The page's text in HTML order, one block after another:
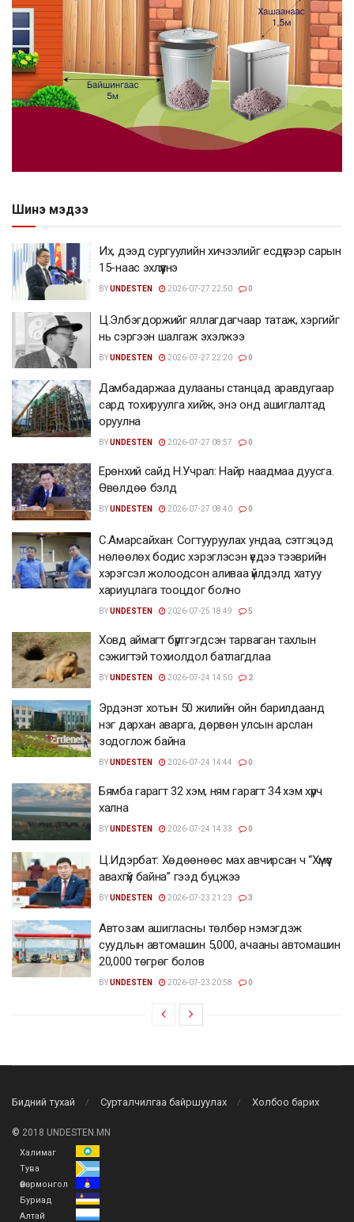
Шинэ мэдээ
Их, дээд сургуулийн хичээлийг есдүгээр сарын
15-наас эхлүүлнэ
BYUNDESTEN 2026-07-27 22:50 0
Ц.Элбэгдоржийг яллагдагчаар татаж, хэргийг
нь сэргээн шалгаж эхэлжээ
BYUNDESTEN 2026-07-27 22:20 0
Дамбадаржаа дулааны станцад аравдугаар
сард тохируулга хийж, энэ онд ашиглалтад
оруулна
BYUNDESTEN 2026-07-27 08:57 0
Ерөнхий сайд Н.Учрал: Найр наадмаа дуусга.
Өвөлдөө бэлд
BYUNDESTEN 2026-07-27 08:40 0
С.Амарсайхан: Согтууруулах ундаа, сэтгэцэд
нөлөөлөх бодис хэрэглэсэн үедээ тээврийн
хэрэгсэл жолоодсон аливаа үйлдэлд хатуу
хариуцлага тооцдог болно
BYUNDESTEN 2026-07-25 18:49 5
Ховд аймагт бүртгэгдсэн тарваган тахлын
сэжигтэй тохиолдол батлагдлаа
BYUNDESTEN 2026-07-24 14:50 2
Эрдэнэт хотын 50 жилийн ойн барилдаанд
нэг дархан аварга, дөрвөн улсын арслан
зодоглож байна
BYUNDESTEN 2026-07-24 14:44 0
Бямба гарагт 32 хэм, ням гарагт 34 хэм хүрч
хална
BYUNDESTEN 2026-07-24 14:33 0
Ц.Идэрбат: Хөдөөнөөс мах авчирсан ч “Хүмүүс
авахгүй байна” гээд буцжээ
BYUNDESTEN 2026-07-23 21:23 3
Автозам ашигласны төлбөр нэмэгдэж
суудлын автомашин 5,000, ачааны автомашин
20,000 төгрөг болов
BYUNDESTEN 2026-07-23 20:58 0
Бидний тухай Сурталчилгаа байршуулах Холбоо барих
© 2018 UNDESTEN.MN
Халимаг
Тува
Өвөрмонгол
Буриад
Алтай